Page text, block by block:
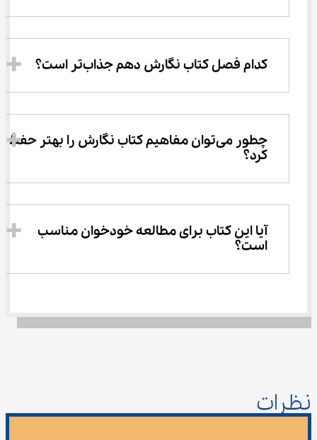
کدام فصل کتاب نگارش دهم جذاب‌تر است؟
چطور می‌توان مفاهیم کتاب نگارش را بهتر حفظ
کرد؟
آیا این کتاب برای مطالعه خودخوان مناسب
است؟
نظرات